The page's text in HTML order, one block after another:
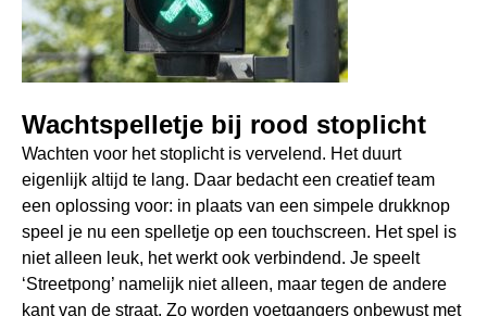
Wachtspelletje bij rood stoplicht
Wachten voor het stoplicht is vervelend. Het duurt
eigenlijk altijd te lang. Daar bedacht een creatief team
een oplossing voor: in plaats van een simpele drukknop
speel je nu een spelletje op een touchscreen. Het spel is
niet alleen leuk, het werkt ook verbindend. Je speelt
‘Streetpong’ namelijk niet alleen, maar tegen de andere
kant van de straat. Zo worden voetgangers onbewust met